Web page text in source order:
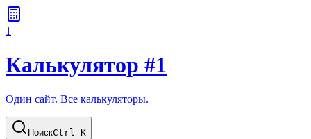
1
Калькулятор #1
Один сайт. Все калькуляторы.
ПоискCtrl K